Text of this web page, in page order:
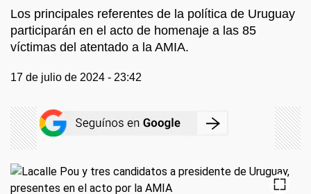
Los principales referentes de la política de Uruguay
participarán en el acto de homenaje a las 85
víctimas del atentado a la AMIA.
17 de julio de 2024 - 23:42